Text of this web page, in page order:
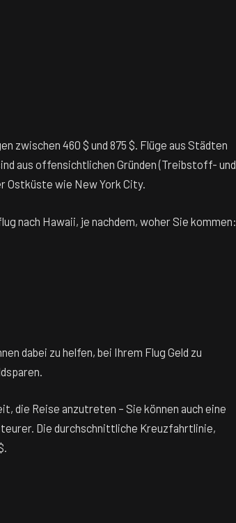
zwischen 460 $ und 875 $. Flüge aus Städten
aus offensichtlichen Gründen (Treibstoff- und
Ostküste wie New York City.
nach Hawaii, je nachdem, woher Sie kommen:
dabei zu helfen, bei Ihrem Flug Geld zu
die Reise anzutreten – Sie können auch eine
Die durchschnittliche Kreuzfahrtlinie,